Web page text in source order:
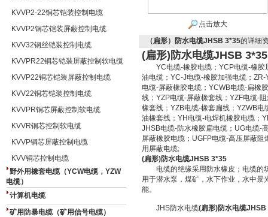
KVVP2-22铜芯铠装控制电缆
KVVP2铜芯铠装屏蔽控制电缆
KVV32钢丝铠装控制电缆
KVVPR22铜芯铠装屏蔽控制软电缆
KVVP22铜芯铠装屏蔽控制电缆
KVV22铜芯铠装控制电缆
KVVPR铜芯屏蔽控制软电缆
KVVR铜芯控制软电缆
KVVP铜芯屏蔽控制电缆
KVV铜芯控制电缆
野外用橡套电缆（YCW电缆，YZW
电缆）
计算机电缆
矿用防暴电缆（矿用信号电缆）
点击放大
（扁形）防水电缆JHSB 3*35的详细
(扁形)防水电缆JHSB 3*35
YC电缆-橡胶电缆；YCP电缆-橡胶
油电缆；YC-J电缆-橡胶加强电缆；
电缆-屏蔽橡胶电缆；YCWB电缆-扁橡
线；YZP电缆-屏蔽橡套线；YZF电缆-
橡套线；YZB电缆-橡套扁线；YZWB
油橡套线；YH电缆-电焊机橡胶电缆；
JHSB电缆-防水橡胶扁电缆；UG电缆-
屏蔽橡胶电缆；UGFP电缆-高压屏蔽
用屏蔽电缆;
(扁形)防水电缆JHSB 3*35
电缆的绝缘采用防水橡皮；电缆的
用于潜水泵，煤矿，水下作业，水中
能。
JHS防水电缆(扁形)防水电缆